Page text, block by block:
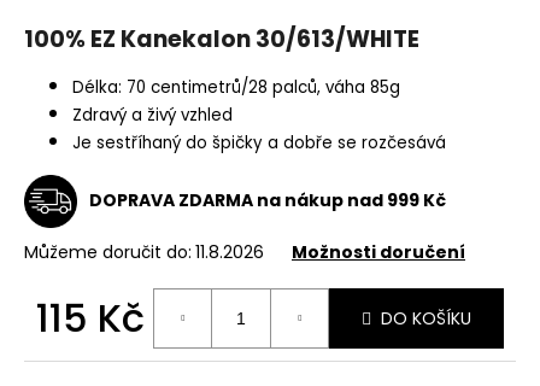
100% EZ Kanekalon 30/613/WHITE
Délka: 70 centimetrů/28 palců, váha 85g
Zdravý a živý vzhled
Je sestříhaný do špičky a dobře se rozčesává
DOPRAVA ZDARMA na nákup nad 999 Kč
Můžeme doručit do: 11.8.2026 Možnosti doručení
115 Kč DO KOŠÍKU
a